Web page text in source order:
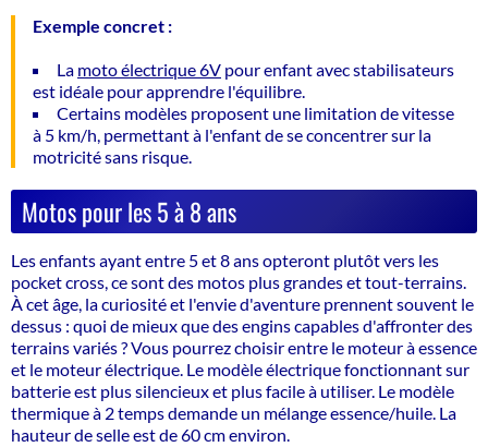
Exemple concret :
La moto électrique 6V pour enfant avec stabilisateurs
est idéale pour apprendre l'équilibre.
Certains modèles proposent une limitation de vitesse
à 5 km/h, permettant à l'enfant de se concentrer sur la
motricité sans risque.
Motos pour les 5 à 8 ans
Les enfants ayant entre 5 et 8 ans opteront plutôt vers les
pocket cross, ce sont des motos plus grandes et tout-terrains.
À cet âge, la curiosité et l'envie d'aventure prennent souvent le
dessus : quoi de mieux que des engins capables d'affronter des
terrains variés ? Vous pourrez choisir entre le moteur à essence
et le moteur électrique. Le modèle électrique fonctionnant sur
batterie est plus silencieux et plus facile à utiliser. Le modèle
thermique à 2 temps demande un mélange essence/huile. La
hauteur de selle est de 60 cm environ.